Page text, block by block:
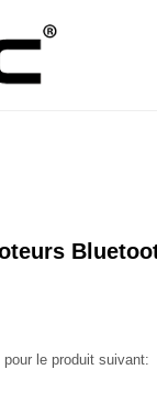
le produit suivant: